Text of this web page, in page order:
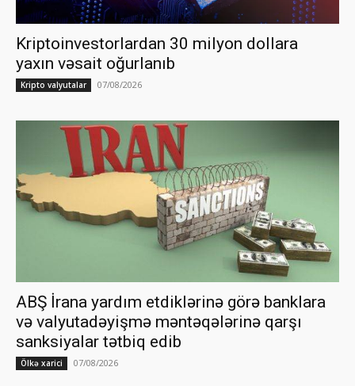
Kriptoinvestorlardan 30 milyon dollara
yaxın vəsait oğurlanıb
Kripto valyutalar 07/08/2026
ABŞ İrana yardım etdiklərinə görə banklara
və valyutadəyişmə məntəqələrinə qarşı
sanksiyalar tətbiq edib
Ölkə xarici 07/08/2026